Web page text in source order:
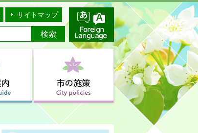
サイトマップ